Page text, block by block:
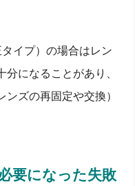
イプ）の場合はレン
になることがあり、
ズの再固定や交換）
要になった失敗